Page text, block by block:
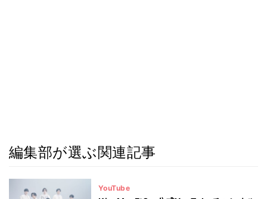
編集部が選ぶ関連記事
YouTube